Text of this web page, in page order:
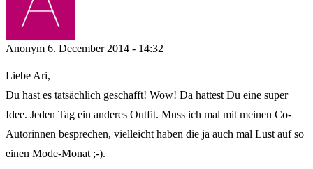
Anonym 6. December 2014 - 14:32
Liebe Ari,
Du hast es tatsächlich geschafft! Wow! Da hattest Du eine super
Idee. Jeden Tag ein anderes Outfit. Muss ich mal mit meinen Co-
Autorinnen besprechen, vielleicht haben die ja auch mal Lust auf so
einen Mode-Monat ;-).